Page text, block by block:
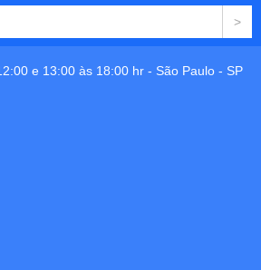
forma
e
nossoe 13:00 às 18:00 hr - São Paulo - SP